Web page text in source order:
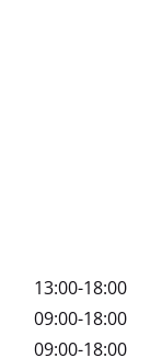
13:00-18:00
09:00-18:00
09:00-18:00